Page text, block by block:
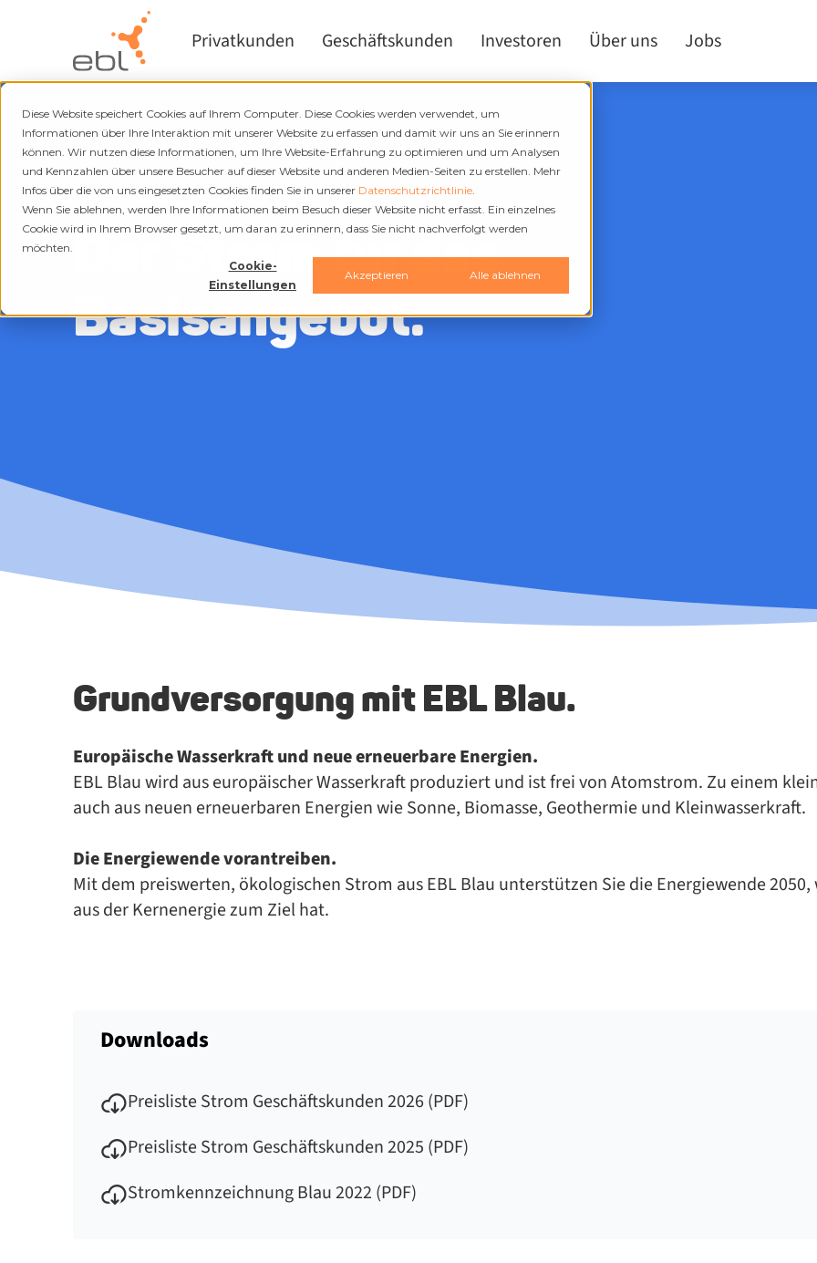
Diese Website speichert Cookies auf Ihrem Computer. Diese Cookies werden verwendet, um
Informationen über Ihre Interaktion mit unserer Website zu erfassen und damit wir uns an Sie erinnern
können. Wir nutzen diese Informationen, um Ihre Website-Erfahrung zu optimieren und um Analysen
und Kennzahlen über unsere Besucher auf dieser Website und anderen Medien-Seiten zu erstellen. Mehr
Infos über die von uns eingesetzten Cookies finden Sie in unserer Datenschutzrichtlinie.
Wenn Sie ablehnen, werden Ihre Informationen beim Besuch dieser Website nicht erfasst. Ein einzelnes
Cookie wird in Ihrem Browser gesetzt, um daran zu erinnern, dass Sie nicht nachverfolgt werden
möchten.
Cookie-
Einstellungen
Akzeptieren Alle ablehnen
Privatkunden Geschäftskunden Investoren Über uns Jobs
EBL Blau
Der Strom für das
Basisangebot.
Grund­ver­sorg­ung mit EBL Blau.
Eu­ro­päi­sche Was­ser­kraft und neue er­neu­er­ba­re En­er­gi­en.
EBL Blau wird aus eu­ro­päi­scher Was­ser­kraft pro­du­ziert und ist frei von Atom­strom. Zu ei­nem
auch aus neu­en er­neu­er­ba­ren En­er­gi­en wie Son­ne, Bio­mas­se, Geo­ther­mie und Klein­was­ser­kraft.
Die En­er­gie­wen­de vor­an­trei­ben.
Mit dem preis­wer­ten, öko­lo­gi­schen Strom aus EBL Blau un­ter­stüt­zen Sie die En­er­gie­wen­de 2050,
aus der Kern­ener­gie zum Ziel hat.
Downloads
Preisliste Strom Geschäftskunden 2026 (PDF)
Preisliste Strom Geschäftskunden 2025 (PDF)
Stromkennzeichnung Blau 2022 (PDF)